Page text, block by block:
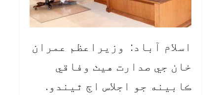
اسلام آباد: وزيراعظم عمران
خان جي صدارت هيٺ وفاقي
ڪابينه جو اجلاس اڄ ٿيندو.